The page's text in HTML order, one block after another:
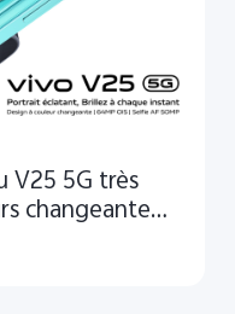
V25 5G très
changeantes,